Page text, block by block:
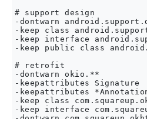
# support design
-dontwarn
-keep class
-keep interface
-keep public class
# retrofit
-dontwarn okio.**
-keepattributes Signature
-keepattributes
-keep class
-keep interface